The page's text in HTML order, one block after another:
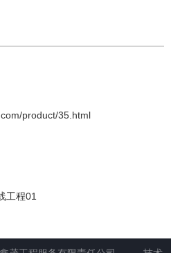
product/35.html
工程01